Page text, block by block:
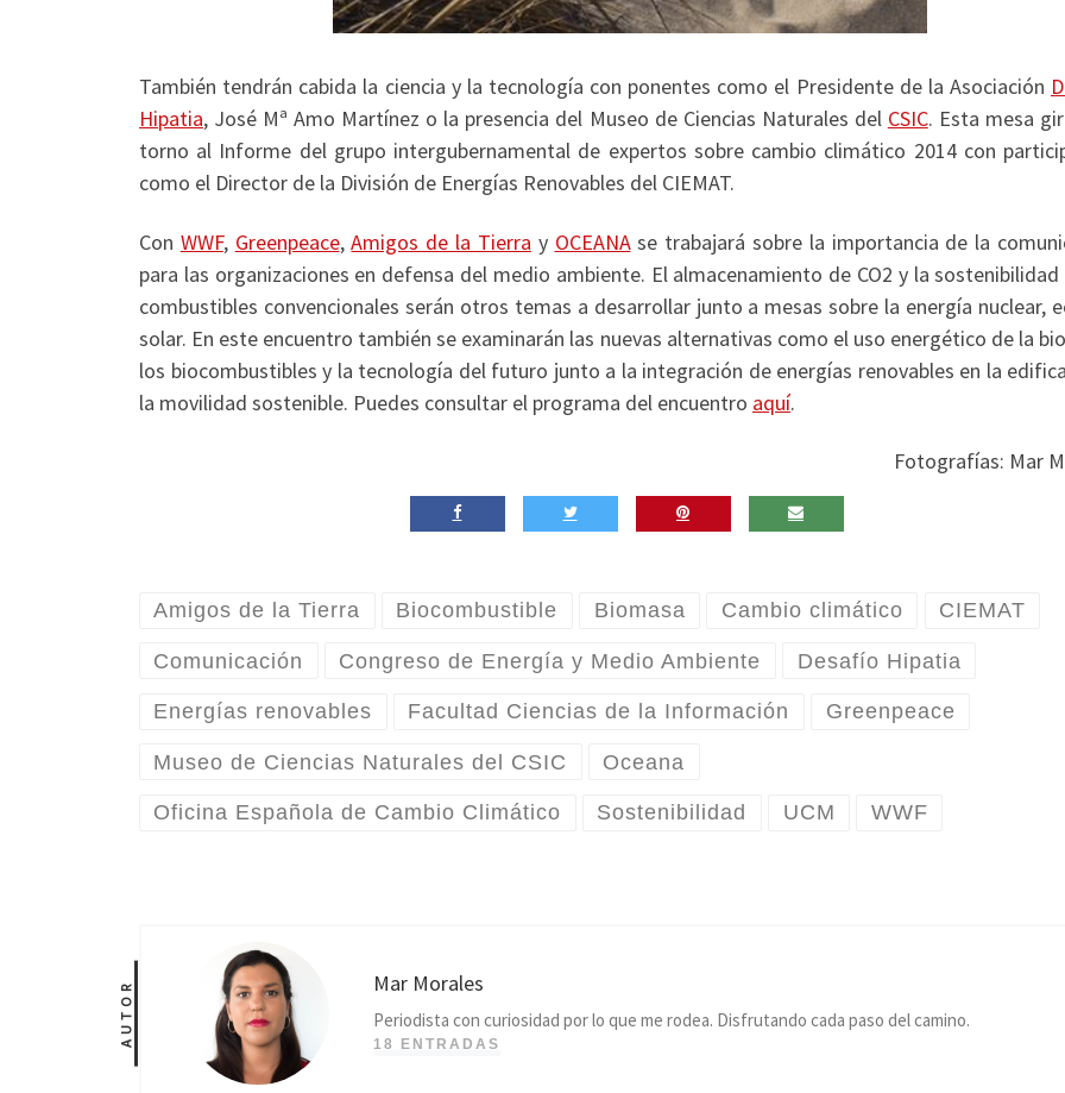
También tendrán cabida la ciencia y la tecnología con ponentes como el Presidente de la Asociación
Hipatia, José Mª Amo Martínez o la presencia del Museo de Ciencias Naturales del CSIC. Esta mesa
torno al Informe del grupo intergubernamental de expertos sobre cambio climático 2014 con
como el Director de la División de Energías Renovables del CIEMAT.
Con WWF, Greenpeace,Amigos de la Tierra y OCEANAse trabajará sobre la importancia de la
para las organizaciones en defensa del medio ambiente. El almacenamiento de CO2 y la
combustibles convencionales serán otros temas a desarrollar junto a mesas sobre la energía nuclear,
solar. En este encuentro también se examinarán las nuevas alternativas como el uso energético de la
los biocombustibles y la tecnología del futuro junto a la integración de energías renovables en la
la movilidad sostenible. Puedes consultar el programa del encuentro aquí.
Fotografías: Mar
Amigos de la Tierra Biocombustible Biomasa Cambio climático CIEMAT
Comunicación Congreso de Energía y Medio Ambiente Desafío Hipatia
Energías renovables Facultad Ciencias de la Información Greenpeace
Museo de Ciencias Naturales del CSIC Oceana
Oficina Española de Cambio Climático Sostenibilidad UCM WWF
AUTOR Mar Morales
Periodista con curiosidad por lo que me rodea. Disfrutando cada paso del camino.
18 ENTRADAS